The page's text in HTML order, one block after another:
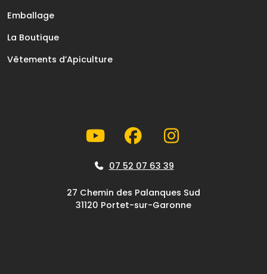
Emballage
La Boutique
Vêtements d’Apiculture
07 52 07 63 39
27 Chemin des Palanques Sud
31120 Portet-sur-Garonne